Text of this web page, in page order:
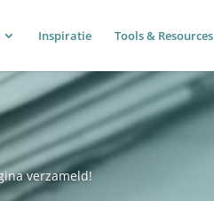
Inspiratie Tools & Resources
verzameld!